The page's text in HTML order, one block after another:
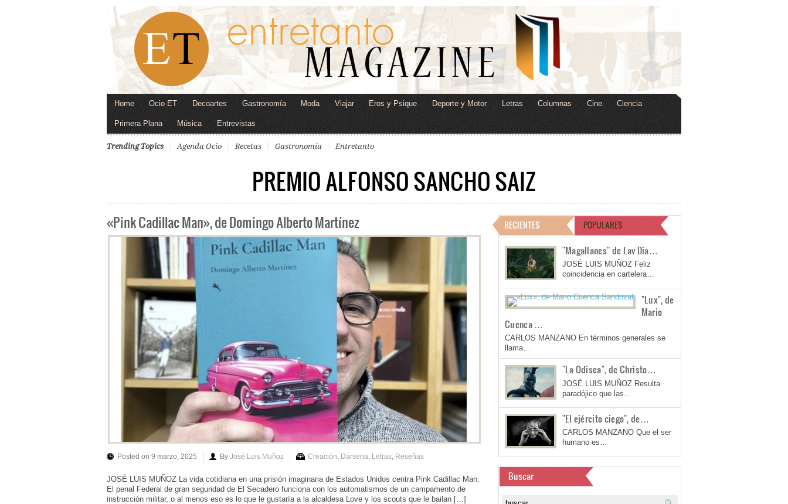
Home Ocio ET Decoartes Gastronomía Moda Viajar Eros y Psique Deporte y Motor Letras Columnas Cine Ciencia
Primera Plana Música Entrevistas
Trending Topics Agenda Ocio Recetas Gastronomía Entretanto
PREMIO ALFONSO SANCHO SAIZ
«Pink Cadillac Man», de Domingo Alberto Martínez
Posted on 9 marzo, 2025 By José Luis Muñoz Creación Dársena Letras Reseñas
JOSÉ LUIS MUÑOZ La vida cotidiana en una prisión imaginaria de Estados Unidos centra Pink Cadillac Man:
El penal Federal de gran seguridad de El Secadero funciona con los automatismos de un campamento de
instrucción militar, o al menos eso es lo que le gustaría a la alcaldesa Love y los scouts que le bailan […]
RECIENTES POPULARES
"Magallanes" de Lav Dia…
JOSÉ LUIS MUÑOZ Feliz
coincidencia en cartelera…
"Lux", de
Mario
Cuenca …
CARLOS MANZANO En términos generales se
llama…
"La Odisea", de Christo…
JOSÉ LUIS MUÑOZ Resulta
paradójico que las…
"El ejército ciego", de…
CARLOS MANZANO Que el ser
humano es…
Buscar